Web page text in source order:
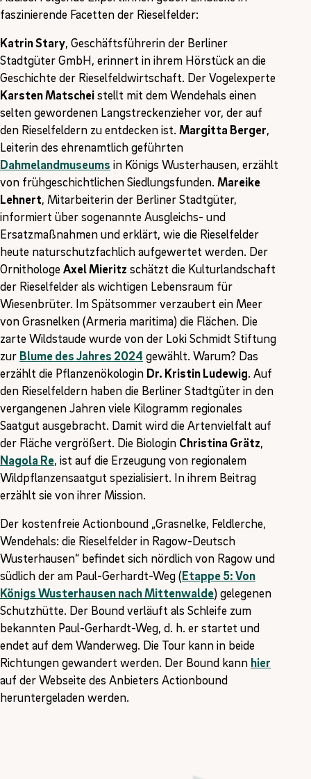
faszinierende Facetten der Rieselfelder:
Katrin Stary, Geschäftsführerin der Berliner
Stadtgüter GmbH, erinnert in ihrem Hörstück an die
Geschichte der Rieselfeldwirtschaft. Der Vogelexperte
Karsten Matscheistellt mit dem Wendehals einen
selten gewordenen Langstreckenzieher vor, der auf
den Rieselfeldern zu entdecken ist. Margitta Berger,
Leiterin des ehrenamtlich geführten
Dahmelandmuseums in Königs Wusterhausen, erzählt
von frühgeschichtlichen Siedlungsfunden. Mareike
Lehnert, Mitarbeiterin der Berliner Stadtgüter,
informiert über sogenannte Ausgleichs- und
Ersatzmaßnahmen und erklärt, wie die Rieselfelder
heute naturschutzfachlich aufgewertet werden. Der
Ornithologe Axel Mieritz schätzt die Kulturlandschaft
der Rieselfelder als wichtigen Lebensraum für
Wiesenbrüter. Im Spätsommer verzaubert ein Meer
von Grasnelken (Armeria maritima) die Flächen. Die
zarte Wildstaude wurde von der Loki Schmidt Stiftung
zur Blume des Jahres 2024 gewählt. Warum? Das
erzählt die Pflanzenökologin Dr. Kristin Ludewig. Auf
den Rieselfeldern haben die Berliner Stadtgüter in den
vergangenen Jahren viele Kilogramm regionales
Saatgut ausgebracht. Damit wird die Artenvielfalt auf
der Fläche vergrößert. Die Biologin Christina Grätz,
Nagola Re, ist auf die Erzeugung von regionalem
Wildpflanzensaatgut spezialisiert. In ihrem Beitrag
erzählt sie von ihrer Mission.
Der kostenfreie Actionbound „Grasnelke, Feldlerche,
Wendehals: die Rieselfelder in Ragow-Deutsch
Wusterhausen“ befindet sich nördlich von Ragow und
südlich der am Paul-Gerhardt-Weg (Etappe 5: Von
Königs Wusterhausen nach Mittenwalde) gelegenen
Schutzhütte. Der Bound verläuft als Schleife zum
bekannten Paul-Gerhardt-Weg, d. h. er startet und
endet auf dem Wanderweg. Die Tour kann in beide
Richtungen gewandert werden. Der Bound kann hier
auf der Webseite des Anbieters Actionbound
heruntergeladen werden.